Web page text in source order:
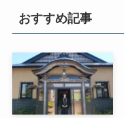
おすすめ記事